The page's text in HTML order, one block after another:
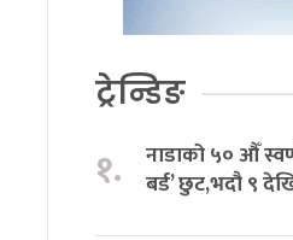
ट्रेन्डिङ
१.
नाडाको ५० औँ
बर्ड’ छुट,भदौ ९